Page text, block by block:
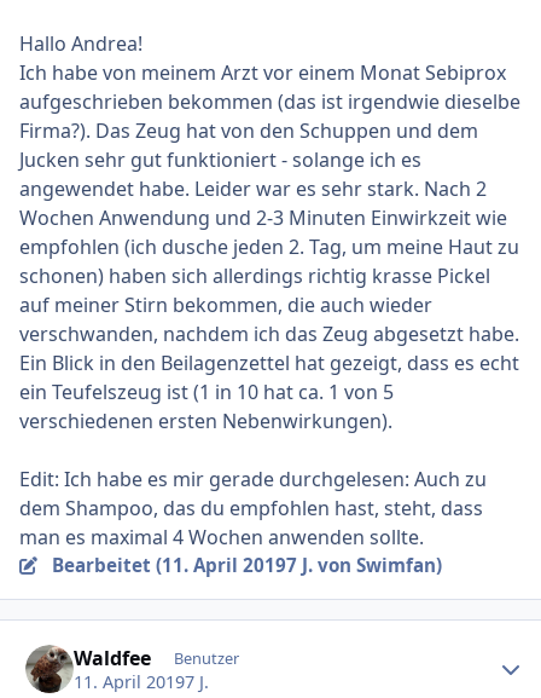
Hallo Andrea!
Ich habe von meinem Arzt vor einem Monat Sebiprox
aufgeschrieben bekommen (das ist irgendwie dieselbe
Firma?). Das Zeug hat von den Schuppen und dem
Jucken sehr gut funktioniert - solange ich es
angewendet habe. Leider war es sehr stark. Nach 2
Wochen Anwendung und 2-3 Minuten Einwirkzeit wie
empfohlen (ich dusche jeden 2. Tag, um meine Haut zu
schonen) haben sich allerdings richtig krasse Pickel
auf meiner Stirn bekommen, die auch wieder
verschwanden, nachdem ich das Zeug abgesetzt habe.
Ein Blick in den Beilagenzettel hat gezeigt, dass es echt
ein Teufelszeug ist (1 in 10 hat ca. 1 von 5
verschiedenen ersten Nebenwirkungen).
Edit: Ich habe es mir gerade durchgelesen: Auch zu
dem Shampoo, das du empfohlen hast, steht, dass
man es maximal 4 Wochen anwenden sollte.
Bearbeitet (11. April 20197 J.von Swimfan)
Waldfee Benutzer
11. April 20197 J.